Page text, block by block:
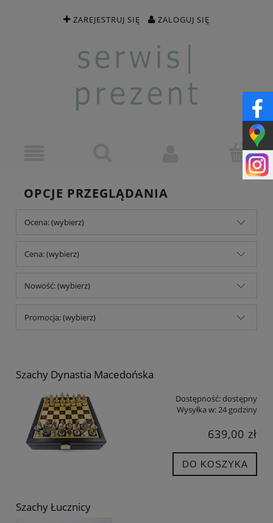
ZAREJESTRUJ SIĘ ZALOGUJ SIĘ
OPCJE PRZEGLĄDANIA
Ocena: (wybierz)
Cena: (wybierz)
Nowość: (wybierz)
Promocja: (wybierz)
Szachy Dynastia Macedońska
Dostępność:dostępny
Wysyłka w:24 godziny
639,00 zł
DO KOSZYKA
Szachy Łucznicy